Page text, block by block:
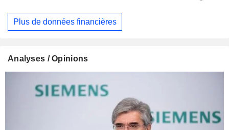
Plus de données financières
Analyses / Opinions